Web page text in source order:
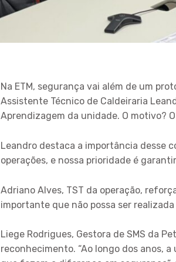
Na ETM, segurança vai além de um
Assistente Técnico de Caldeiraria
Aprendizagem da unidade. O motivo?
Leandro destaca a importância desse
operações, e nossa prioridade é
Adriano Alves, TST da operação,
importante que não possa ser
Liege Rodrigues, Gestora de SMS da
reconhecimento. “Ao longo dos anos,